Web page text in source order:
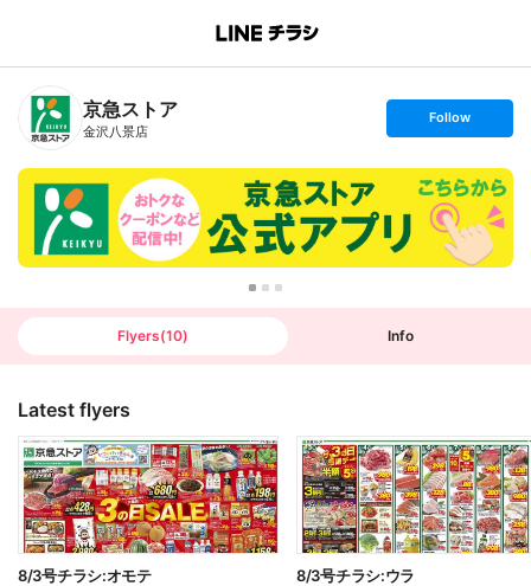
B
n
T
京急ストア
金沢八景店
s
t
o
l
l
o
w
Follow
Flyers(10) Info
Latest flyers
8/3号チラシ:オモテ 8/3号チラシ:ウラ